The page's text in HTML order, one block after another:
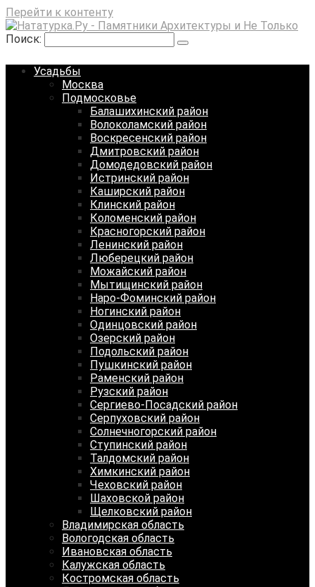
Перейти к контенту
Поиск:
Усадьбы
Москва
Подмосковье
Балашихинский район
Волоколамский район
Воскресенский район
Дмитровский район
Домодедовский район
Истринский район
Каширский район
Клинский район
Коломенский район
Красногорский район
Ленинский район
Люберецкий район
Можайский район
Мытищинский район
Наро-Фоминский район
Ногинский район
Одинцовский район
Озерский район
Подольский район
Пушкинский район
Раменский район
Рузский район
Сергиево-Посадский район
Серпуховский район
Солнечногорский район
Ступинский район
Талдомский район
Химкинский район
Чеховский район
Шаховской район
Щелковский район
Владимирская область
Вологодская область
Ивановская область
Калужская область
Костромская область